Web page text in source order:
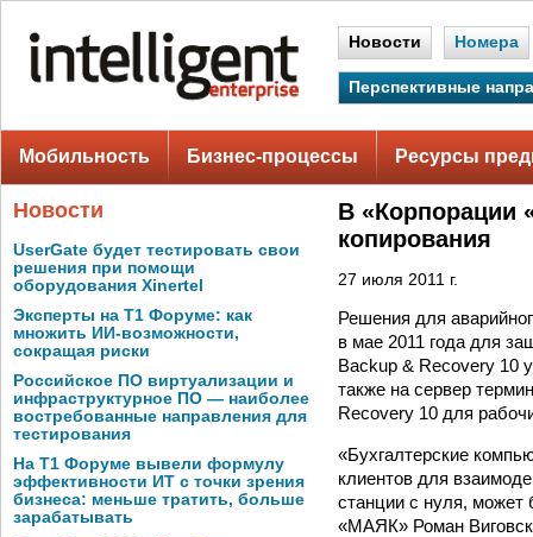
Новости Номера
Перспективные
Мобильность Бизнес-процессы Ресурсы
Новости
UserGate будет тестировать свои
решения при помощи
оборудования Xinertel
Эксперты на Т1 Форуме: как
множить ИИ-возможности,
сокращая риски
Российское ПО виртуализации и
инфраструктурное ПО — наиболее
востребованные направления для
тестирования
На Т1 Форуме вывели формулу
эффективности ИТ с точки зрения
бизнеса: меньше тратить, больше
зарабатывать
В «Корпорации
копирования
27 июля 2011 г.
Решения для
в мае 2011 года для
Backup & Recovery 10
также на сервер
Recovery 10 для
«Бухгалтерские
клиентов для
станции с нуля, может
«МАЯК» Роман